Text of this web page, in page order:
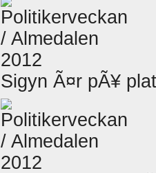
Sigyn Ã¤r pÃ¥